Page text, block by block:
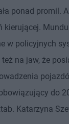
ponad promil.
kierującej.
w policyjnych
też na jaw, że
do
Katarzyna